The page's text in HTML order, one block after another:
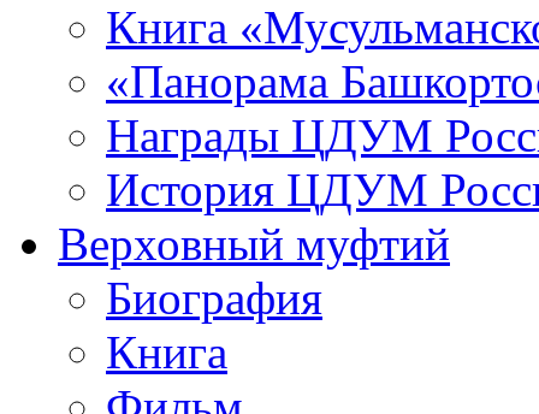
Книга
«Панорама
Награды ЦДУМ
История ЦДУМ
Верховный муфтий
Биография
Книга